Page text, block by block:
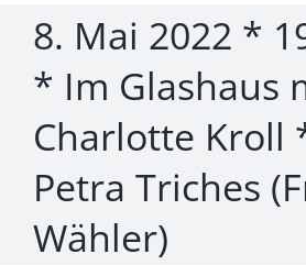
8. Mai 2022 *
* Im Glashaus
Charlotte Kroll
Petra Triches
Wähler)